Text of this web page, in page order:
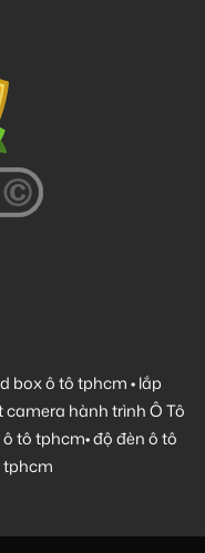
box ô tô tphcm•lắp
camera hành trình Ô Tô
tô tphcm•độ đèn ô tô
tphcm